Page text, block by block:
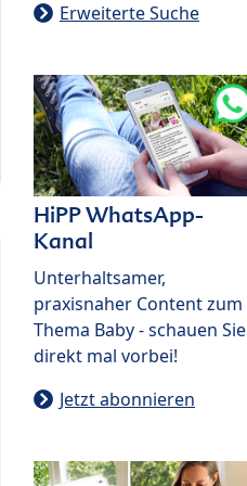
Erweiterte Suche
HiPP WhatsApp-
Kanal
Unterhaltsamer,
praxisnaher Content zum
Thema Baby - schauen Sie
direkt mal vorbei!
Jetzt abonnieren